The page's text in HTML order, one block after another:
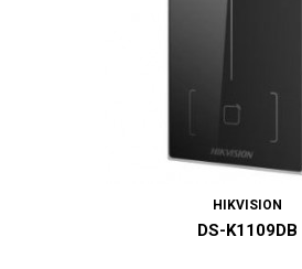
HIKVISION
DS-K1109DB